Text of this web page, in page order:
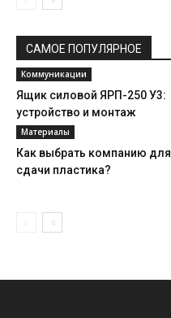
САМОЕ ПОПУЛЯРНОЕ
Коммуникации
Ящик силовой ЯРП-250 У3:
устройство и монтаж
Материалы
Как выбрать компанию для
сдачи пластика?